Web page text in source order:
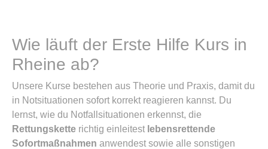
Wie läuft der Erste Hilfe Kurs in
Rheine ab?
Unsere Kurse bestehen aus Theorie und Praxis, damit du
in Notsituationen sofort korrekt reagieren kannst. Du
lernst, wie du Notfallsituationen erkennst, die
Rettungskette richtig einleitest lebensrettende
Sofortmaßnahmen anwendest sowie alle sonstigen